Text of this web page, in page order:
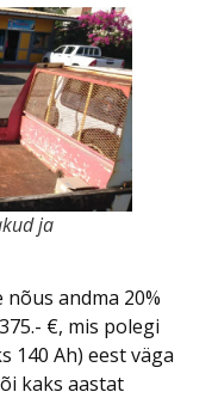
ja
andma 20%
€, mis polegi
140 Ah) eest väga
kaks aastat